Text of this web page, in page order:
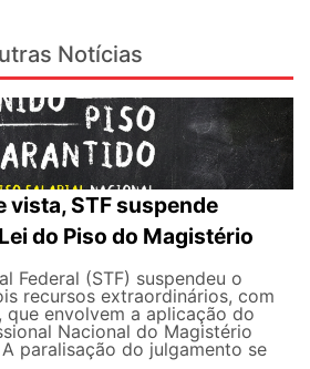
Notícias
vista, STF suspende
do Piso do Magistério
Federal (STF) suspendeu o
recursos extraordinários, com
que envolvem a aplicação do
Nacional do Magistério
paralisação do julgamento se